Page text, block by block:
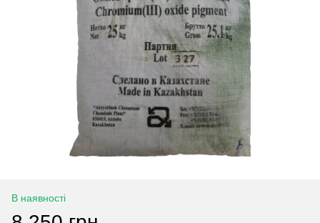
В наявності